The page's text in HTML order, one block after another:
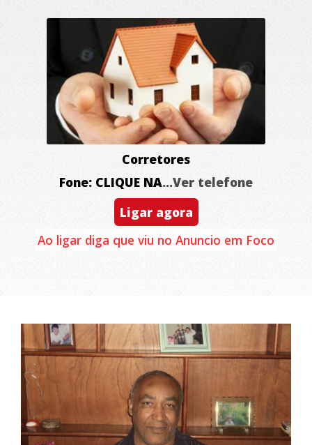
Corretores
Fone: CLIQUE NA...Ver telefone
Ligar agora
Ao ligar diga que viu no Anuncio em Foco